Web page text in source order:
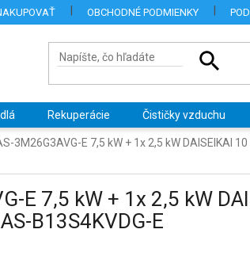
OBCHODNÉ PODMIENKY
Rekuperácie Čističky vzduchu
3M26G3AVG-E 7,5 kW + 1x 2,5 kW DAISEIKAI
E 7,5 kW + 1x 2,5 kW
B13S4KVDG-E